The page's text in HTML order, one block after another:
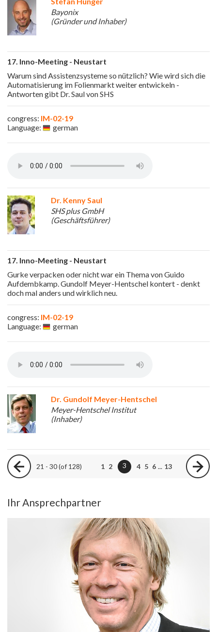
Bayonix
(Gründer und Inhaber)
17. Inno-Meeting - Neustart
Warum sind Assistenzsysteme so nützlich? Wie wird sich die
Automatisierung im Folienmarkt weiter entwickeln -
Antworten gibt Dr. Saul von SHS
congress: IM-02-19
Language:
german
Dr. Kenny Saul
SHS plus GmbH
(Geschäftsführer)
17. Inno-Meeting - Neustart
Gurke verpacken oder nicht war ein Thema von Guido
Aufdembkamp. Gundolf Meyer-Hentschel kontert - denkt
doch mal anders und wirklich neu.
congress: IM-02-19
Language:
german
Dr. Gundolf Meyer-Hentschel
Meyer-Hentschel Institut
(Inhaber)
21 - 30 (of 128) 1 2 3 4 5 6 ... 13
Ihr Ansprechpartner